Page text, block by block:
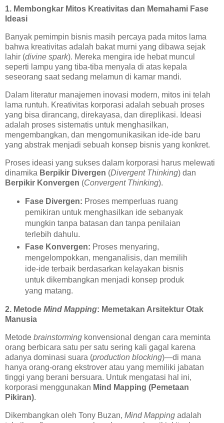
1. Membongkar Mitos Kreativitas dan Memahami Fase
Ideasi
Banyak pemimpin bisnis masih percaya pada mitos lama
bahwa kreativitas adalah bakat murni yang dibawa sejak
lahir (divine spark). Mereka mengira ide hebat muncul
seperti lampu yang tiba-tiba menyala di atas kepala
seseorang saat sedang melamun di kamar mandi.
Dalam literatur manajemen inovasi modern, mitos ini telah
lama runtuh. Kreativitas korporasi adalah sebuah proses
yang bisa dirancang, direkayasa, dan direplikasi. Ideasi
adalah proses sistematis untuk menghasilkan,
mengembangkan, dan mengomunikasikan ide-ide baru
yang abstrak menjadi sebuah konsep bisnis yang konkret.
Proses ideasi yang sukses dalam korporasi harus melewati
dinamika Berpikir Divergen (Divergent Thinking) dan
Berpikir Konvergen (Convergent Thinking).
Fase Divergen: Proses memperluas ruang
pemikiran untuk menghasilkan ide sebanyak
mungkin tanpa batasan dan tanpa penilaian
terlebih dahulu.
Fase Konvergen: Proses menyaring,
mengelompokkan, menganalisis, dan memilih
ide-ide terbaik berdasarkan kelayakan bisnis
untuk dikembangkan menjadi konsep produk
yang matang.
2. Metode Mind Mapping: Memetakan Arsitektur Otak
Manusia
Metode brainstorming konvensional dengan cara meminta
orang berbicara satu per satu sering kali gagal karena
adanya dominasi suara (production blocking)—di mana
hanya orang-orang ekstrover atau yang memiliki jabatan
tinggi yang berani bersuara. Untuk mengatasi hal ini,
korporasi menggunakan Mind Mapping (Pemetaan
Pikiran).
Dikembangkan oleh Tony Buzan, Mind Mapping adalah